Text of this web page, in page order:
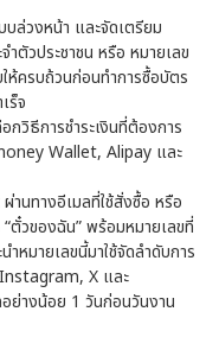
บล่วงหน้า และจัดเตรียม
ตัวประชาชน หรือ หมายเลข
ห้ครบถ้วนก่อนทำการซื้อบัตร
ร็จ
วิธีการชำระเงินที่ต้องการ
Wallet, Alipay และ
านทางอีเมลที่ใช้สั่งซื้อ หรือ
ตั๋วของฉัน” พร้อมหมายเลขที่
ำหมายเลขนี้มาใช้จัดลำดับการ
X และ
างน้อย 1 วันก่อนวันงาน